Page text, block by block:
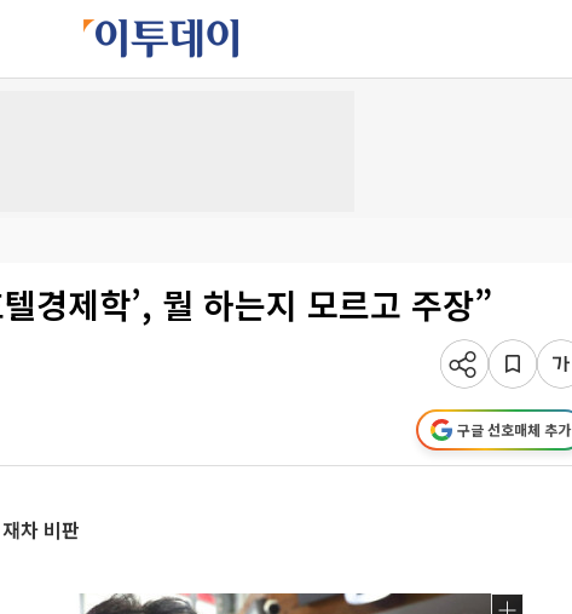
경제학’, 뭘 하는지 모르고 주장”
구글 선호매체 추가
차 비판